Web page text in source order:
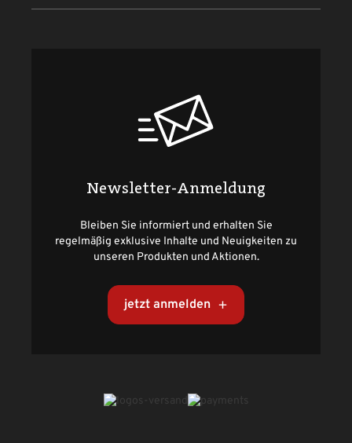
Newsletter-Anmeldung
Bleiben Sie informiert und erhalten Sie
regelmäßig exklusive Inhalte und Neuigkeiten zu
unseren Produkten und Aktionen.
jetzt anmelden